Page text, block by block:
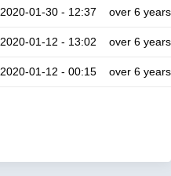
2020-01-30 - 12:37 over 6 years
2020-01-12 - 13:02 over 6 years
2020-01-12 - 00:15 over 6 years